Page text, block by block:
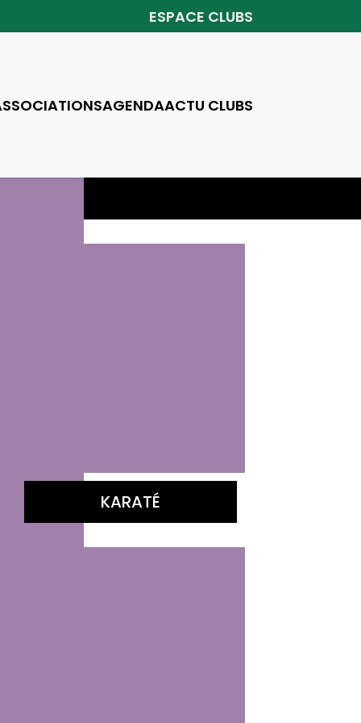
ESPACE CLUBS
AGENDAACTU CLUBS
KARATÉ